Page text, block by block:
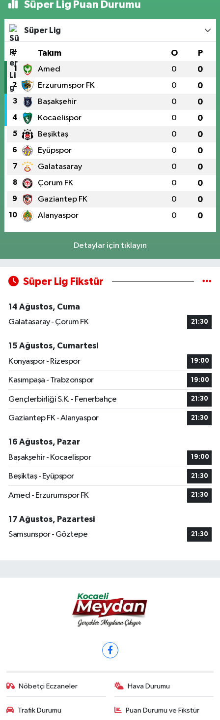
Süper Lig Puan Durumu
Süper Lig
# Takım O P
1 Amed 0 0
2 Erzurumspor FK 0 0
3 Başakşehir 0 0
4 Kocaelispor 0 0
5 Beşiktaş 0 0
6 Eyüpspor 0 0
7 Galatasaray 0 0
8 Çorum FK 0 0
9 Gaziantep FK 0 0
10 Alanyaspor 0 0
Detaylar için tıklayın
Süper Lig Fikstür
14 Ağustos, Cuma
Galatasaray - Çorum FK
21:30
15 Ağustos, Cumartesi
Konyaspor - Rizespor
19:00
Kasımpaşa - Trabzonspor 19:00
Gençlerbirliği S.K. - Fenerbahçe 21:30
Gaziantep FK - Alanyaspor 21:30
16 Ağustos, Pazar
Başakşehir - Kocaelispor
19:00
Beşiktaş - Eyüpspor 21:30
Amed - Erzurumspor FK 21:30
17 Ağustos, Pazartesi
Samsunspor - Göztepe
21:30
Nöbetçi Eczaneler Hava Durumu
Trafik Durumu Puan Durumu ve Fikstür